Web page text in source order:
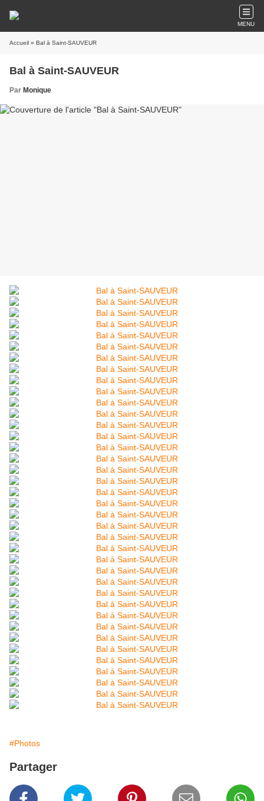
MENU
Accueil » Bal à Saint-SAUVEUR
Bal à Saint-SAUVEUR
Par Monique
#Photos
Partager